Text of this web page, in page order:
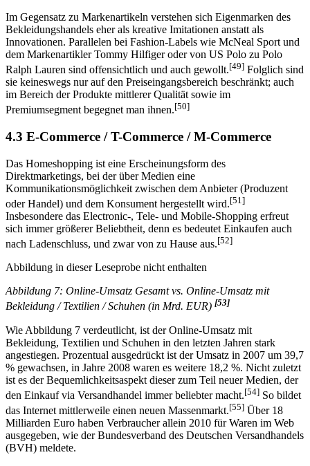
Im Gegensatz zu Markenartikeln verstehen sich Eigenmarken des
Bekleidungshandels eher als kreative Imitationen anstatt als
Innovationen. Parallelen bei Fashion-Labels wie McNeal Sport und
dem Markenartikler Tommy Hilfiger oder von US Polo zu Polo
Ralph Lauren sind offensichtlich und auch gewollt.[49] Folglich sind
sie keineswegs nur auf den Preiseingangsbereich beschränkt; auch
im Bereich der Produkte mittlerer Qualität sowie im
Premiumsegment begegnet man ihnen.[50]
4.3 E-Commerce / T-Commerce / M-Commerce
Das Homeshopping ist eine Erscheinungsform des
Direktmarketings, bei der über Medien eine
Kommunikationsmöglichkeit zwischen dem Anbieter (Produzent
oder Handel) und dem Konsument hergestellt wird.[51]
Insbesondere das Electronic-, Tele- und Mobile-Shopping erfreut
sich immer größerer Beliebtheit, denn es bedeutet Einkaufen auch
nach Ladenschluss, und zwar von zu Hause aus.[52]
Abbildung in dieser Leseprobe nicht enthalten
Abbildung 7: Online-Umsatz Gesamt vs. Online-Umsatz mit
Bekleidung / Textilien / Schuhen (in Mrd. EUR) [53]
Wie Abbildung 7 verdeutlicht, ist der Online-Umsatz mit
Bekleidung, Textilien und Schuhen in den letzten Jahren stark
angestiegen. Prozentual ausgedrückt ist der Umsatz in 2007 um 39,7
% gewachsen, in Jahre 2008 waren es weitere 18,2 %. Nicht zuletzt
ist es der Bequemlichkeitsaspekt dieser zum Teil neuer Medien, der
den Einkauf via Versandhandel immer beliebter macht.[54] So bildet
das Internet mittlerweile einen neuen Massenmarkt.[55] Über 18
Milliarden Euro haben Verbraucher allein 2010 für Waren im Web
ausgegeben, wie der Bundesverband des Deutschen Versandhandels
(BVH) meldete.